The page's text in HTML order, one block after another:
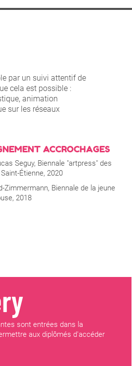
par un suivi attentif de
cela est possible :
animation
sur les réseaux
ACCROCHAGES
Seguy, Biennale "artpress" des
Étienne, 2020
Zimmermann, Biennale de la jeune
2018
sont entrées dans la
aux diplômés d'accéder